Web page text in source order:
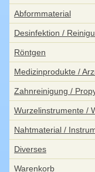
Abformmaterial
Desinfektion /
Röntgen
Medizinprodukte /
Zahnreinigung /
Wurzelinstrumente /
Nahtmaterial /
Diverses
Warenkorb